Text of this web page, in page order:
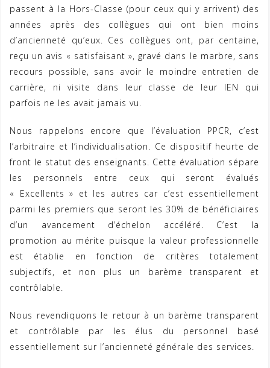
passent à la Hors-Classe (pour ceux qui y arrivent) des
années après des collègues qui ont bien moins
d’ancienneté qu’eux. Ces collègues ont, par centaine,
reçu un avis « satisfaisant », gravé dans le marbre, sans
recours possible, sans avoir le moindre entretien de
carrière, ni visite dans leur classe de leur IEN qui
parfois ne les avait jamais vu.
Nous rappelons encore que l’évaluation PPCR, c’est
l’arbitraire et l’individualisation. Ce dispositif heurte de
front le statut des enseignants. Cette évaluation sépare
les personnels entre ceux qui seront évalués
« Excellents » et les autres car c’est essentiellement
parmi les premiers que seront les 30% de bénéficiaires
d’un avancement d’échelon accéléré. C’est la
promotion au mérite puisque la valeur professionnelle
est établie en fonction de critères totalement
subjectifs, et non plus un barème transparent et
contrôlable.
Nous revendiquons le retour à un barème transparent
et contrôlable par les élus du personnel basé
essentiellement sur l’ancienneté générale des services.